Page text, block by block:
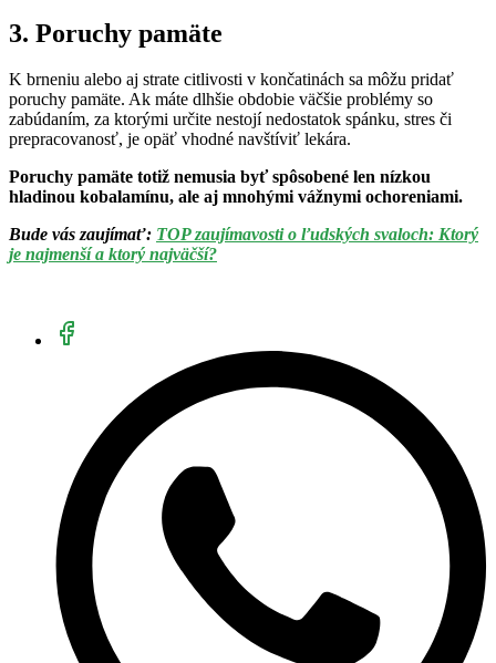
3. Poruchy pamäte
K brneniu alebo aj strate citlivosti v končatinách sa môžu pridať
poruchy pamäte. Ak máte dlhšie obdobie väčšie problémy so
zabúdaním, za ktorými určite nestojí nedostatok spánku, stres či
prepracovanosť, je opäť vhodné navštíviť lekára.
Poruchy pamäte totiž nemusia byť spôsobené len nízkou
hladinou kobalamínu, ale aj mnohými vážnymi ochoreniami.
Bude vás zaujímať: TOP zaujímavosti o ľudských svaloch: Ktorý
je najmenší a ktorý najväčší?